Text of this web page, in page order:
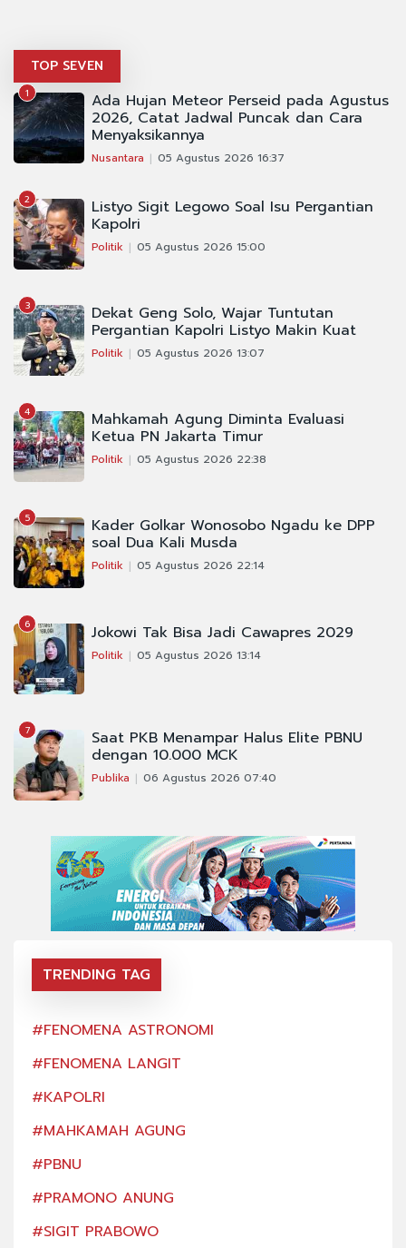
TOP SEVEN
1 Ada Hujan Meteor Perseid pada Agustus
2026, Catat Jadwal Puncak dan Cara
Menyaksikannya
Nusantara 05 Agustus 2026 16:37
2 Listyo Sigit Legowo Soal Isu Pergantian
Kapolri
Politik 05 Agustus 2026 15:00
3 Dekat Geng Solo, Wajar Tuntutan
Pergantian Kapolri Listyo Makin Kuat
Politik 05 Agustus 2026 13:07
4 Mahkamah Agung Diminta Evaluasi
Ketua PN Jakarta Timur
Politik 05 Agustus 2026 22:38
5 Kader Golkar Wonosobo Ngadu ke DPP
soal Dua Kali Musda
Politik 05 Agustus 2026 22:14
6 Jokowi Tak Bisa Jadi Cawapres 2029
Politik 05 Agustus 2026 13:14
7 Saat PKB Menampar Halus Elite PBNU
dengan 10.000 MCK
Publika 06 Agustus 2026 07:40
TRENDING TAG
#FENOMENA ASTRONOMI
#FENOMENA LANGIT
#KAPOLRI
#MAHKAMAH AGUNG
#PBNU
#PRAMONO ANUNG
#SIGIT PRABOWO